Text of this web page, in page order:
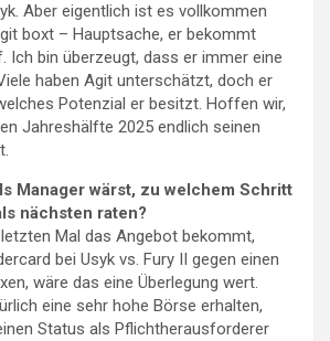
Aber eigentlich ist es vollkommen
boxt – Hauptsache, er bekommt
Ich bin überzeugt, dass er immer eine
haben Agit unterschätzt, doch er
Potenzial er besitzt. Hoffen wir,
Jahreshälfte 2025 endlich seinen
Manager wärst, zu welchem Schritt
nächsten raten?
Mal das Angebot bekommt,
bei Usyk vs. Fury II gegen einen
wäre das eine Überlegung wert.
eine sehr hohe Börse erhalten,
Status als Pflichtherausforderer